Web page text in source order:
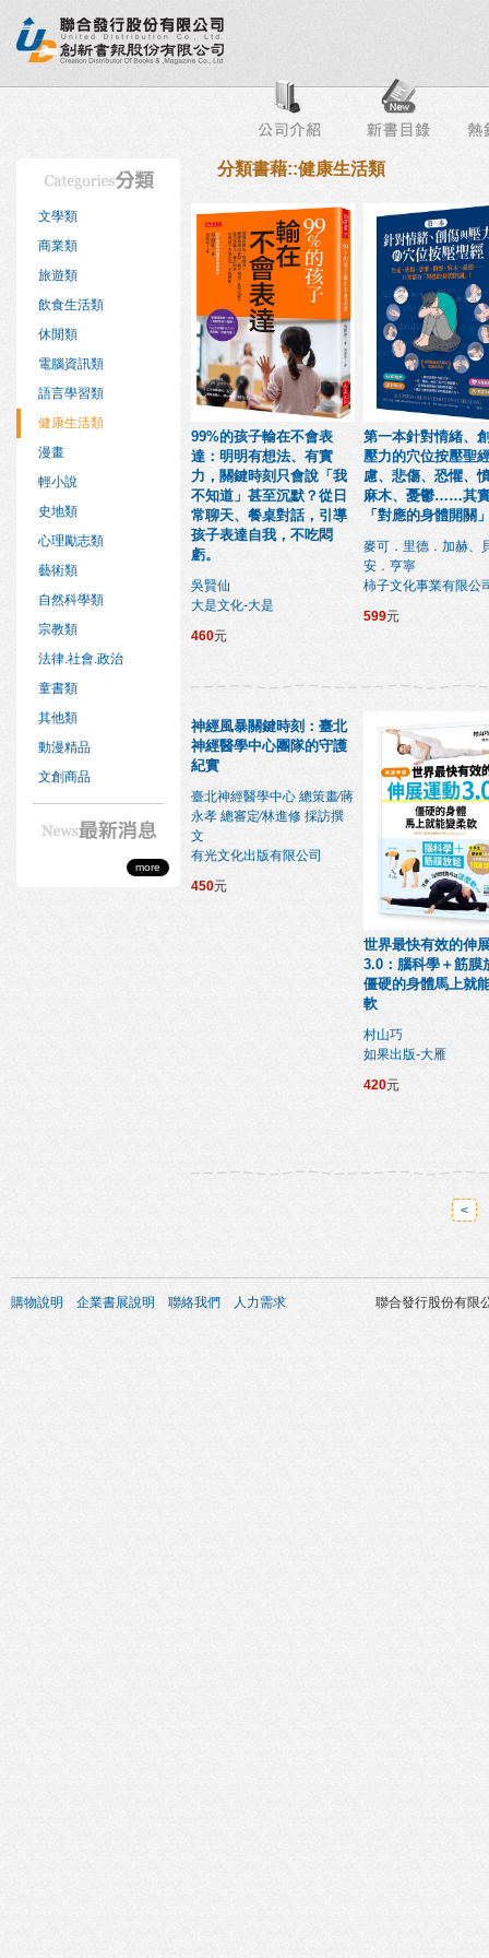
榜 出版社專區 書店專區 目錄下載 會員服務
文學類
商業類
旅遊類
飲食生活類
休閒類
電腦資訊類
語言學習類
健康生活類
漫畫
輕小說
史地類
心理勵志類
藝術類
自然科學類
宗教類
法律.社會.政治
童書類
其他類
動漫精品
文創商品
more
分類書藉::健康生活類
99%的孩子輸在不會表
達：明明有想法、有實
力，關鍵時刻只會說「我
不知道」甚至沉默？從日
常聊天、餐桌對話，引導
孩子表達自我，不吃悶
虧。
吳賢仙
大是文化-大是
460元
第一本針對情緒、
壓力的穴位按壓聖
慮、悲傷、恐懼、
麻木、憂鬱……其
「對應的身體開關
麥可．里德．加赫、
安．亨寧
柿子文化事業有限公
599元
神經風暴關鍵時刻：臺北
神經醫學中心團隊的守護
紀實
臺北神經醫學中心 總策畫∕蔣
永孝 總審定∕林進修 採訪撰
文
有光文化出版有限公司
450元
世界最快有效的伸
3.0：腦科學＋筋膜
僵硬的身體馬上就
軟
村山巧
如果出版-大雁
420元
<
購物說明 企業書展說明 聯絡我們 人力需求 聯合發行股份有限